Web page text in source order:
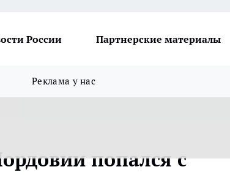
России Партнерские материалы
Реклама у нас
попался с